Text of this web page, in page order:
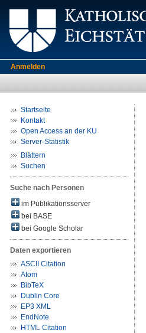
Anmelden
Startseite
Kontakt
Open Access an der KU
Server-Statistik
Blättern
Suchen
Suche nach Personen
im Publikationsserver
bei BASE
bei Google Scholar
Daten exportieren
ASCII Citation
Atom
BibTeX
Dublin Core
EP3 XML
EndNote
HTML Citation